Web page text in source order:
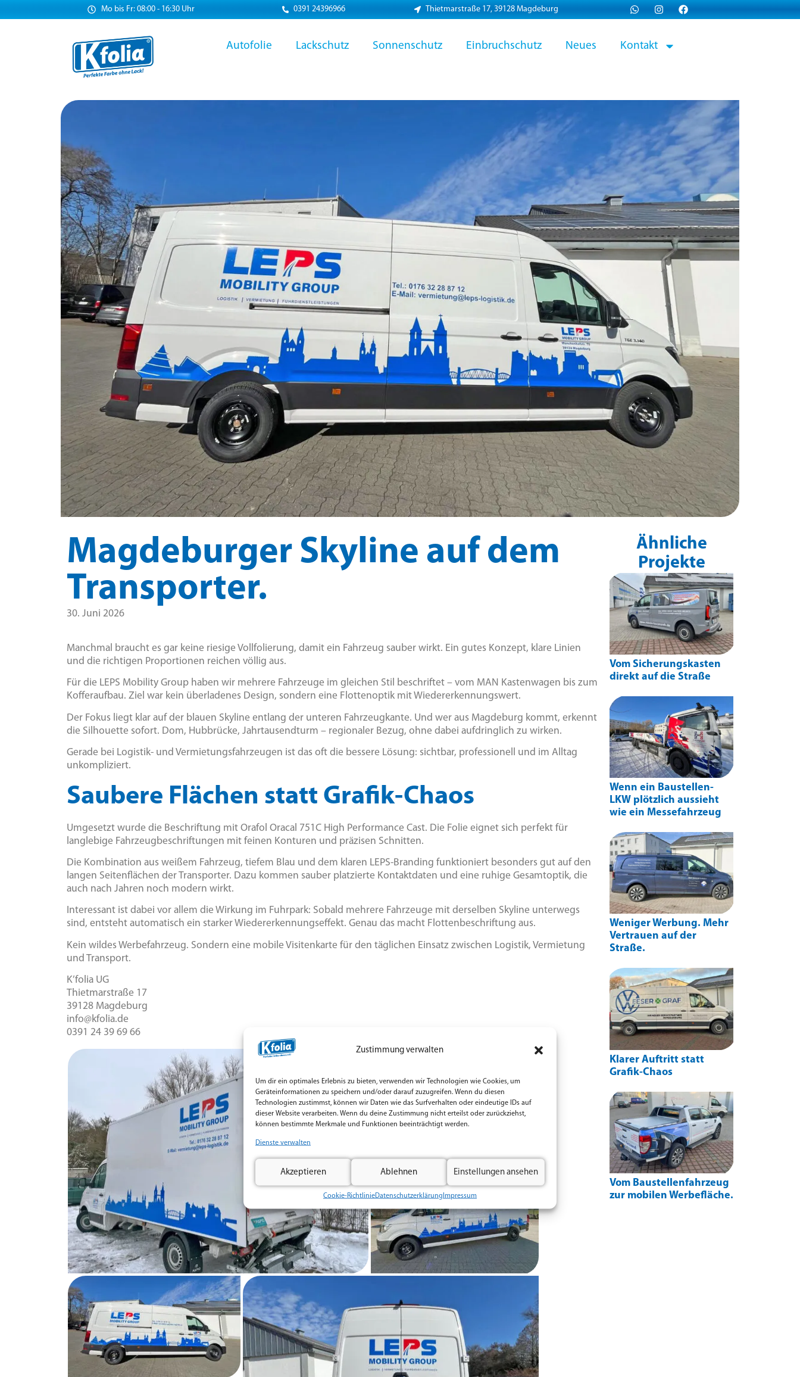
Zustimmung verwalten
Um dir ein optimales Erlebnis zu bieten, verwenden wir Technologien wie Cookies, um
Geräteinformationen zu speichern und/oder darauf zuzugreifen. Wenn du diesen
Technologien zustimmst, können wir Daten wie das Surfverhalten oder eindeutige IDs auf
dieser Website verarbeiten. Wenn du deine Zustimmung nicht erteilst oder zurückziehst,
können bestimmte Merkmale und Funktionen beeinträchtigt werden.
Dienste verwalten
Akzeptieren Ablehnen Einstellungen ansehen
Cookie-RichtlinieDatenschutzerklärung Impressum
Mo bis Fr: 08:00 - 16:30 Uhr 0391 24396966 Thietmarstraße 17, 39128 Magdeburg
Autofolie Lackschutz Sonnenschutz Einbruchschutz Neues Kontakt
Magdeburger Skyline auf dem
Transporter.
30. Juni 2026
Manchmal braucht es gar keine riesige Vollfolierung, damit ein Fahrzeug sauber wirkt. Ein gutes Konzept, klare Linien
und die richtigen Proportionen reichen völlig aus.
Für die LEPS Mobility Group haben wir mehrere Fahrzeuge im gleichen Stil beschriftet – vom MAN Kastenwagen bis zum
Kofferaufbau. Ziel war kein überladenes Design, sondern eine Flottenoptik mit Wiedererkennungswert.
Der Fokus liegt klar auf der blauen Skyline entlang der unteren Fahrzeugkante. Und wer aus Magdeburg kommt, erkennt
die Silhouette sofort. Dom, Hubbrücke, Jahrtausendturm – regionaler Bezug, ohne dabei aufdringlich zu wirken.
Gerade bei Logistik- und Vermietungsfahrzeugen ist das oft die bessere Lösung: sichtbar, professionell und im Alltag
unkompliziert.
Saubere Flächen statt Grafik-Chaos
Umgesetzt wurde die Beschriftung mit Orafol Oracal 751C High Performance Cast. Die Folie eignet sich perfekt für
langlebige Fahrzeugbeschriftungen mit feinen Konturen und präzisen Schnitten.
Die Kombination aus weißem Fahrzeug, tiefem Blau und dem klaren LEPS-Branding funktioniert besonders gut auf den
langen Seitenflächen der Transporter. Dazu kommen sauber platzierte Kontaktdaten und eine ruhige Gesamtoptik, die
auch nach Jahren noch modern wirkt.
Interessant ist dabei vor allem die Wirkung im Fuhrpark: Sobald mehrere Fahrzeuge mit derselben Skyline unterwegs
sind, entsteht automatisch ein starker Wiedererkennungseffekt. Genau das macht Flottenbeschriftung aus.
Kein wildes Werbefahrzeug. Sondern eine mobile Visitenkarte für den täglichen Einsatz zwischen Logistik, Vermietung
und Transport.
K’folia UG
Thietmarstraße 17
39128 Magdeburg
info@kfolia.de
0391 24 39 69 66
Ähnliche
Projekte
Vom Sicherungskasten
direkt auf die Straße
Wenn ein Baustellen-
LKW plötzlich aussieht
wie ein Messefahrzeug
Weniger Werbung. Mehr
Vertrauen auf der
Straße.
Klarer Auftritt statt
Grafik-Chaos
Vom Baustellenfahrzeug
zur mobilen Werbefläche.